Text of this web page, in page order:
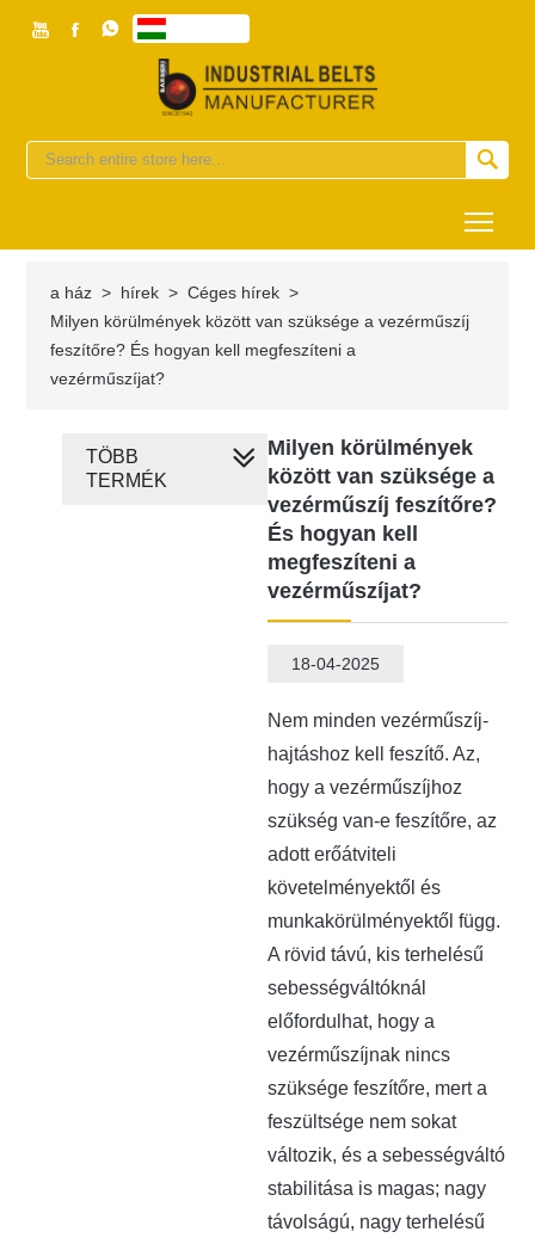
  

a ház > hírek > Céges hírek >
Milyen körülmények között van szüksége a vezérműszíj
feszítőre? És hogyan kell megfeszíteni a
vezérműszíjat?
Milyen körülmények
között van szüksége a
vezérműszíj feszítőre?
És hogyan kell
megfeszíteni a
vezérműszíjat?
18-04-2025
Nem minden vezérműszíj-
hajtáshoz kell feszítő. Az,
hogy a vezérműszíjhoz
szükség van-e feszítőre, az
adott erőátviteli
követelményektől és
munkakörülményektől függ.
A rövid távú, kis terhelésű
sebességváltóknál
előfordulhat, hogy a
vezérműszíjnak nincs
szüksége feszítőre, mert a
feszültsége nem sokat
változik, és a sebességváltó
stabilitása is magas; nagy
távolságú, nagy terhelésű
TÖBB
TERMÉK